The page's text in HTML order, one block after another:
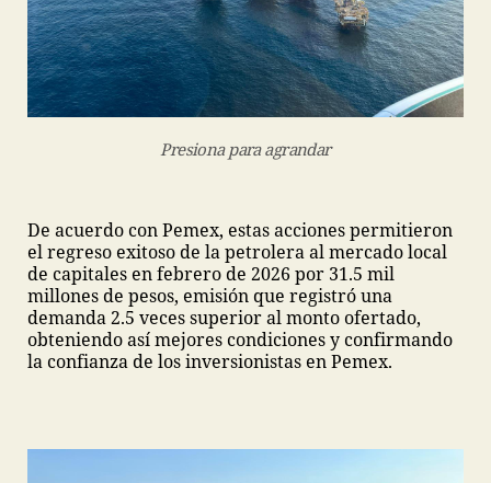
Presiona para agrandar
De acuerdo con Pemex, estas acciones permitieron
el regreso exitoso de la petrolera al mercado local
de capitales en febrero de 2026 por 31.5 mil
millones de pesos, emisión que registró una
demanda 2.5 veces superior al monto ofertado,
obteniendo así mejores condiciones y confirmando
la confianza de los inversionistas en Pemex.